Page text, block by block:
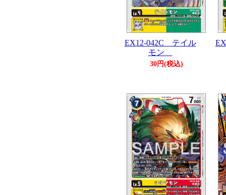
EX12-042C テイル
モン
30円(税込)